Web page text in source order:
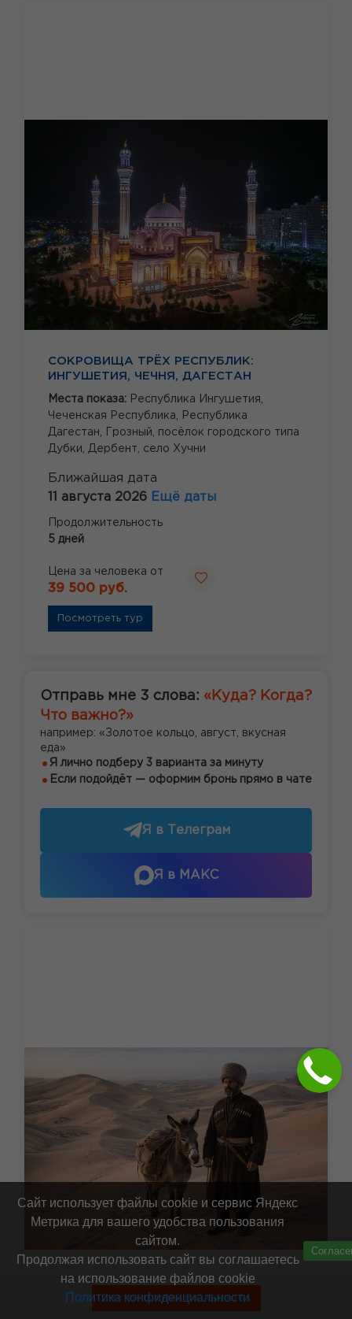
СОКРОВИЩА ТРЁХ РЕСПУБЛИК:
ИНГУШЕТИЯ, ЧЕЧНЯ, ДАГЕСТАН
Места показа: Республика Ингушетия,
Чеченская Республика,
Республика
Дагестан,
Грозный, посёлок городского типа
Дубки, Дербент, село Хучни
Ближайшая дата
11 августа 2026 Ещё даты
Продолжительность
5 дней
Цена за человека от
39 500 руб.
Посмотреть тур
Отправь мне 3 слова: «Куда? Когда?
Что важно?»
например: «Золотое кольцо, август, вкусная
еда»
Я лично подберу 3 варианта за минуту
Если подойдёт — оформим бронь прямо в чате
Я в Телеграм
Я в МАКС
ВЕЛИЧИЕ ГОР: ЧЕЧНЯ И ДАГЕСТАН
Места показа:Махачкала,Дербент,Изербаш,
Смотреть туры без билетов
Сайт использует файлы cookie и сервис Яндекс
Метрика для вашего удобства пользования
сайтом.
Продолжая использовать сайт вы соглашаетесь
на использование файлов cookie
Политика конфиденциальности